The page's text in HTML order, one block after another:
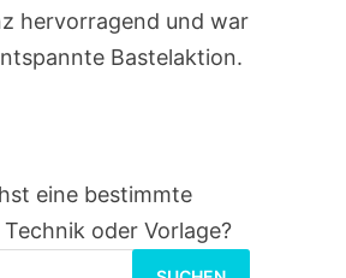
hervorragend und war
Bastelaktion.
eine bestimmte
oder Vorlage?